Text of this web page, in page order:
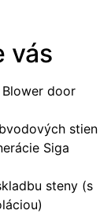
vás
door
stien
Siga
steny (s